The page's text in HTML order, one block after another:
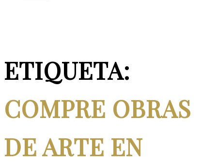
ETIQUETA:
COMPRE OBRAS
DE ARTE EN